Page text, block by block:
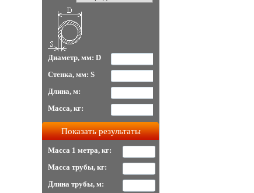
Диаметр, мм: D
Стенка, мм: S
Длина, м:
Масса, кг:
Масса 1 метра, кг:
Масса трубы, кг:
Длина трубы, м: